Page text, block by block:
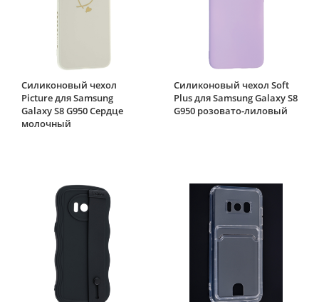
Силиконовый чехол
Picture для Samsung
Galaxy S8 G950 Сердце
молочный
Силиконовый чехол Soft
Plus для Samsung Galaxy S8
G950 розовато-лиловый